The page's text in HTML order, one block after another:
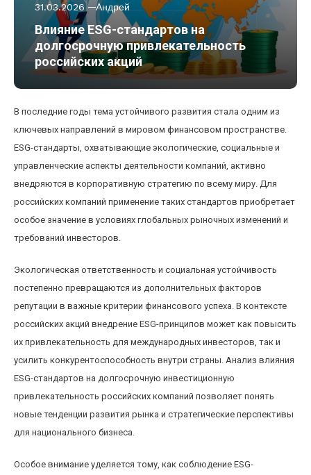
31.03.2026 Андрей
Влияние ESG-стандартов на
долгосрочную привлекательность
российских акций
В последние годы тема устойчивого развития стала одним из
ключевых направлений в мировом финансовом пространстве.
ESG-стандарты, охватывающие экологические, социальные и
управленческие аспекты деятельности компаний, активно
внедряются в корпоративную стратегию по всему миру. Для
российских компаний применение таких стандартов приобретает
особое значение в условиях глобальных рыночных изменений и
требований инвесторов.
Экологическая ответственность и социальная устойчивость
постепенно превращаются из дополнительных факторов
репутации в важные критерии финансового успеха. В контексте
российских акций внедрение ESG-принципов может как повысить
их привлекательность для международных инвесторов, так и
усилить конкурентоспособность внутри страны. Анализ влияния
ESG-стандартов на долгосрочную инвестиционную
привлекательность российских компаний позволяет понять
новые тенденции развития рынка и стратегические перспективы
для национального бизнеса.
Особое внимание уделяется тому, как соблюдение ESG-